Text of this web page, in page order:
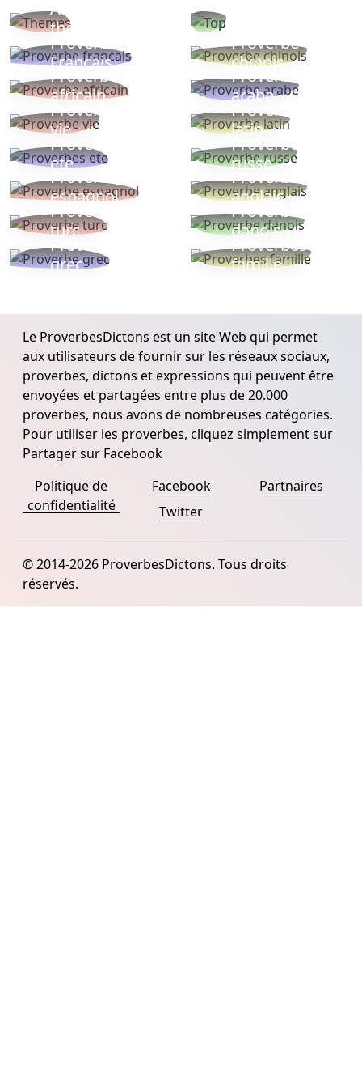
Autres
thèmes
Proverbe
Français
Proverbe
chinois
Proverbe
africain
Proverbe
arabe
Proverbe
vie
Proverbe
latin
Proverbes
ete
Proverbe
russe
Proverbe
espagnol
Proverbe
anglais
Proverbe
turc
Proverbe
danois
Proverbe
grec
Proverbes
famille
Le ProverbesDictons est un site Web qui permet
aux utilisateurs de fournir sur les réseaux sociaux,
proverbes, dictons et expressions qui peuvent être
envoyées et partagées entre plus de 20.000
proverbes, nous avons de nombreuses catégories.
Pour utiliser les proverbes, cliquez simplement sur
Partager sur Facebook
Politique de
confidentialité
Facebook
Twitter
Partnaires
© 2014-2026 ProverbesDictons. Tous droits
réservés.